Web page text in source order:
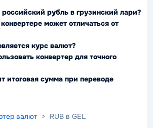
российский рубль в грузинский лари?
может отличаться от
курс валют?
конвертер для точного
итоговая сумма при переводе
валют > RUB в GEL